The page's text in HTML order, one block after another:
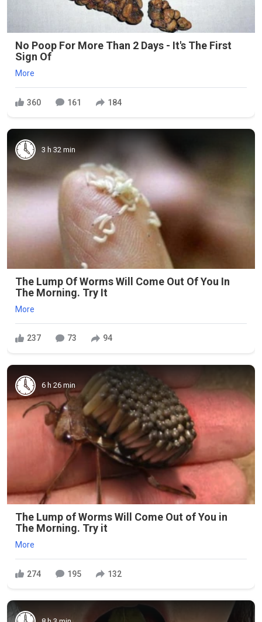
No Poop For More Than 2 Days - It's The First
Sign Of
More
360 161 184
3 h 32 min
The Lump Of Worms Will Come Out Of You In
The Morning. Try It
More
237 73 94
6 h 26 min
The Lump of Worms Will Come Out of You in
The Morning. Try it
More
274 195 132